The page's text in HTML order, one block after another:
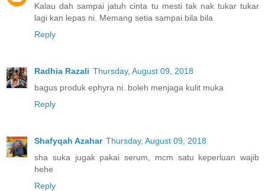
Kalau dah sampai jatuh cinta tu mesti tak nak tukar tukar
lagi kan lepas ni. Memang setia sampai bila bila
Reply
Radhia Razali Thursday, August 09, 2018
bagus produk ephyra ni..boleh menjaga kulit muka
Reply
Shafyqah Azahar Thursday, August 09, 2018
sha suka jugak pakai serum, mcm satu keperluan wajib
hehe
Reply